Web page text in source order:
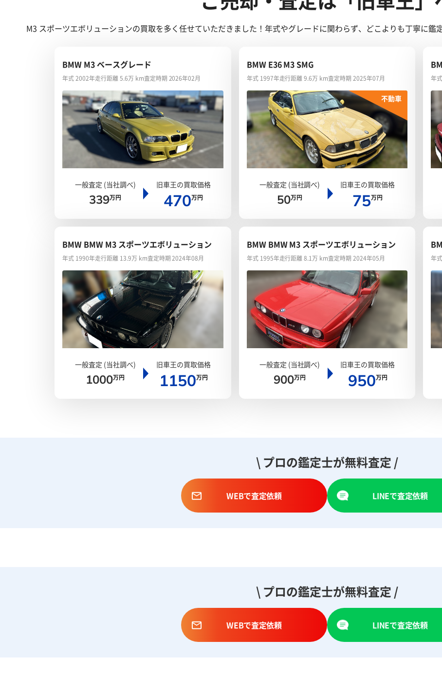
M3 スポーツエボリューションの買取を多く任せていただきました！年式やグレードに関わらず、どこよりも丁寧に鑑
BMW M3 ベースグレード
年式 2002年走行距離 5.6万 km査定時期 2026年02月
一般査定 (当社調べ)
339万円
旧車王の買取価格
470万円
BMW E36 M3 SMG
年式 1997年走行距離 9.6万 km査定時期 2025年07月
不動車
一般査定 (当社調べ)
50万円
旧車王の買取価格
75万円
年
BMW BMW M3 スポーツエボリューション
年式 1990年走行距離 13.9万 km査定時期 2024年08月
一般査定 (当社調べ)
1000万円
旧車王の買取価格
1150万円
BMW BMW M3 スポーツエボリューション
年式 1995年走行距離 8.1万 km査定時期 2024年05月
一般査定 (当社調べ)
900万円
旧車王の買取価格
950万円
年
\ プロの鑑定士が無料査定 /
WEBで査定依頼 LINEで査定依頼
\ プロの鑑定士が無料査定 /
WEBで査定依頼 LINEで査定依頼